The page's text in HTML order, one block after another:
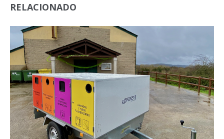
RELACIONADO